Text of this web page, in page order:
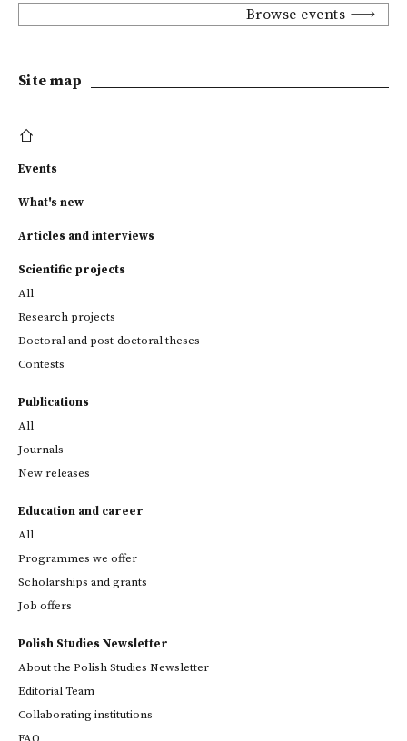
Browse events
Site map
Events
What's new
Articles and interviews
Scientific projects
All
Research projects
Doctoral and post-doctoral theses
Contests
Publications
All
Journals
New releases
Education and career
All
Programmes we offer
Scholarships and grants
Job offers
Polish Studies Newsletter
About the Polish Studies Newsletter
Editorial Team
Collaborating institutions